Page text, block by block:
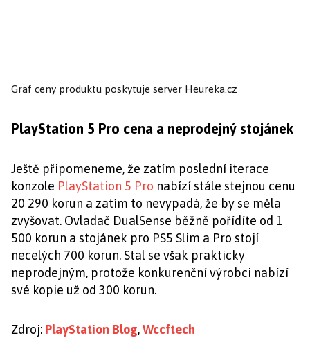
Graf ceny produktu poskytuje server Heureka.cz
PlayStation 5 Pro cena a neprodejný stojánek
Ještě připomeneme, že zatím poslední iterace
konzole PlayStation 5 Pro nabízí stále stejnou cenu
20 290 korun a zatím to nevypadá, že by se měla
zvyšovat. Ovladač DualSense běžně pořídíte od 1
500 korun a stojánek pro PS5 Slim a Pro stojí
necelých 700 korun. Stal se však prakticky
neprodejným, protože konkurenční výrobci nabízí
své kopie už od 300 korun.
Zdroj: PlayStation Blog,Wccftech